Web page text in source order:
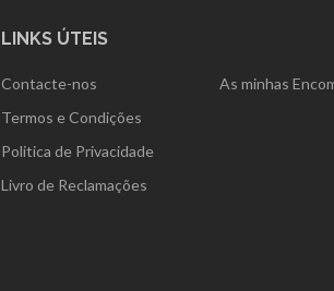
LINKS ÚTEIS
Contacte-nos
Termos e Condições
Politica de Privacidade
Livro de Reclamações
As minhas